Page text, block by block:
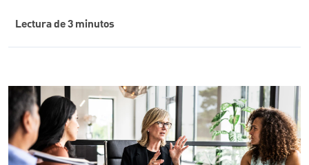
Lectura de 3 minutos